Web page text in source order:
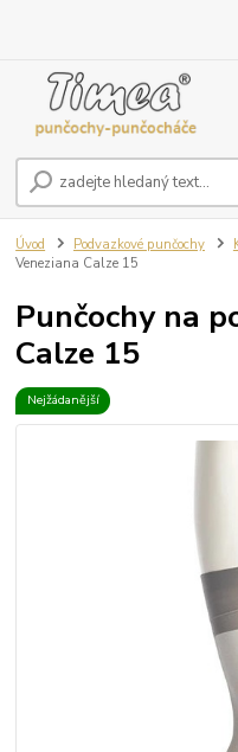
Úvod Podvazkové punčochy
Veneziana Calze 15
Punčochy na
Calze 15
Nejžádanější